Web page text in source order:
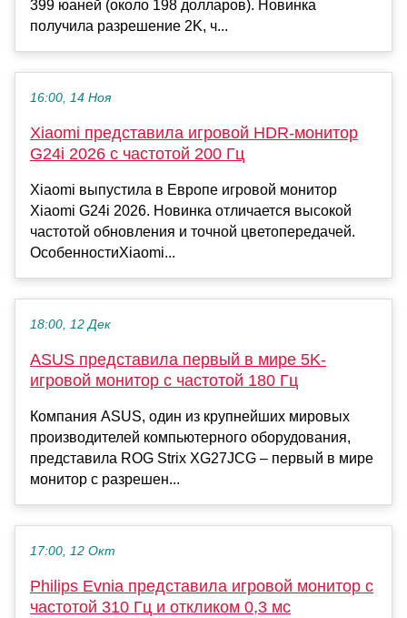
399 юаней (около 198 долларов). Новинка
получила разрешение 2K, ч...
16:00, 14 Ноя
Xiaomi представила игровой HDR-монитор
G24i 2026 с частотой 200 Гц
Xiaomi выпустила в Европе игровой монитор
Xiaomi G24i 2026. Новинка отличается высокой
частотой обновления и точной цветопередачей.
ОсобенностиXiaomi...
18:00, 12 Дек
ASUS представила первый в мире 5K-
игровой монитор с частотой 180 Гц
Компания ASUS, один из крупнейших мировых
производителей компьютерного оборудования,
представила ROG Strix XG27JCG – первый в мире
монитор с разрешен...
17:00, 12 Окт
Philips Evnia представила игровой монитор с
частотой 310 Гц и откликом 0,3 мс